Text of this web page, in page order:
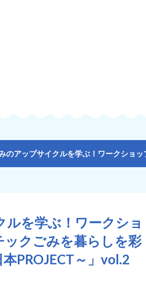
を学ぶ！ワークショ
クごみを暮らしを彩
PROJECT～」vol.2